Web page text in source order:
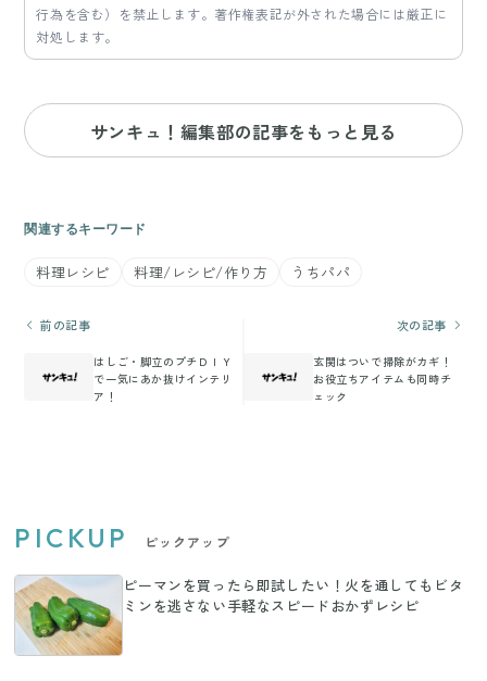
行為を含む）を禁止します。著作権表記が外された場合には厳正に
対処します。
サンキュ！編集部の記事をもっと見る
関連するキーワード
料理レシピ 料理/レシピ/作り方 うちパパ
前の記事
はしご・脚立のプチＤＩＹ
で一気にあか抜けインテリ
ア！
次の記事
玄関はついで掃除がカギ！
お役立ちアイテムも同時チ
ェック
PICKUP ピックアップ
ピーマンを買ったら即試したい！火を通してもビタ
ミンを逃さない手軽なスピードおかずレシピ